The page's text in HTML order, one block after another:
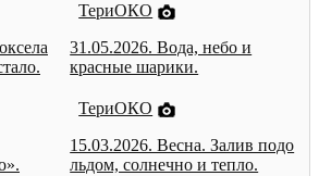
ТериОКО
31.05.2026. Вода, небо и
красные шарики.
ТериОКО
15.03.2026. Весна. Залив подо
льдом, солнечно и тепло.